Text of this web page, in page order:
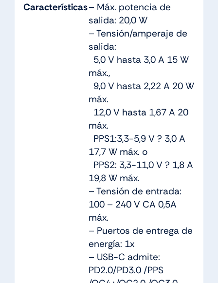
Características– Máx. potencia de
salida: 20,0 W
– Tensión/amperaje de
salida:
5,0 V hasta 3,0 A 15 W
máx.,
9,0 V hasta 2,22 A 20 W
máx.
12,0 V hasta 1,67 A 20
máx.
PPS1:3,3-5,9 V ? 3,0 A
17,7 W máx. o
PPS2: 3,3-11,0 V ? 1,8 A
19,8 W máx.
– Tensión de entrada:
100 – 240 V CA 0,5A
máx.
– Puertos de entrega de
energía: 1x
– USB-C admite:
PD2.0/PD3.0 /PPS